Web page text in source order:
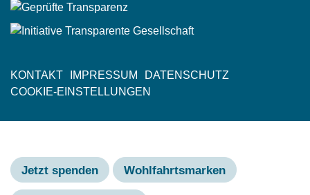
Fußzeile
KONTAKT IMPRESSUM
DATENSCHUTZ
COOKIE-EINSTELLUNGEN
Jetzt spenden Wohlfahrtsmarken